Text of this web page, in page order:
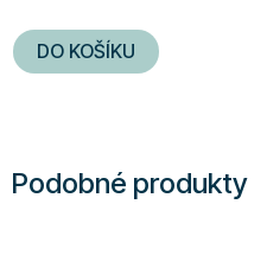
DO KOŠÍKU
Podobné produkty